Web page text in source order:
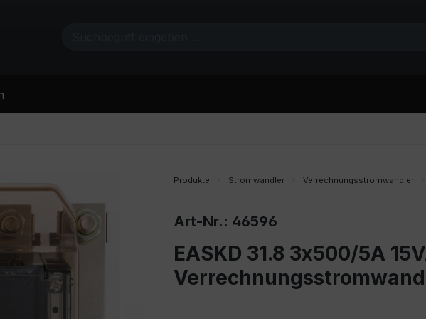
Produkte Stromwandler Verrechnungsstromwandler
Art-Nr.: 46596
EASKD 31.8 3x500/5A